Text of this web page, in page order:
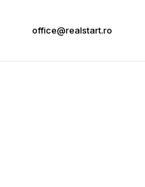
office@realstart.ro